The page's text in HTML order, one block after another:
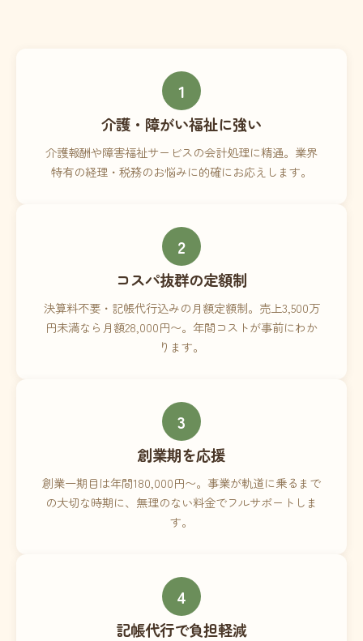
1
介護・障がい福祉に強い
介護報酬や障害福祉サービスの会計処理に精通。業界
特有の経理・税務のお悩みに的確にお応えします。
2
コスパ抜群の定額制
決算料不要・記帳代行込みの月額定額制。売上3,500万
円未満なら月額28,000円〜。年間コストが事前にわか
ります。
3
創業期を応援
創業一期目は年間180,000円〜。事業が軌道に乗るまで
の大切な時期に、無理のない料金でフルサポートしま
す。
4
記帳代行で負担軽減